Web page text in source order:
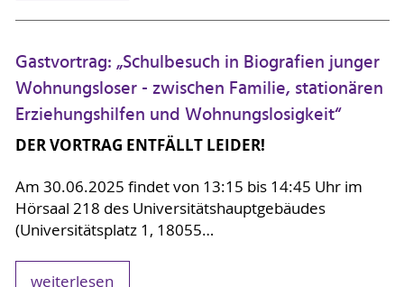
Gastvortrag: „Schulbesuch in Biografien junger
Wohnungsloser - zwischen Familie, stationären
Erziehungshilfen und Wohnungslosigkeit“
DER VORTRAG ENTFÄLLT LEIDER!
Am 30.06.2025 findet von 13:15 bis 14:45 Uhr im
Hörsaal 218 des Universitätshauptgebäudes
(Universitätsplatz 1, 18055…
weiterlesen